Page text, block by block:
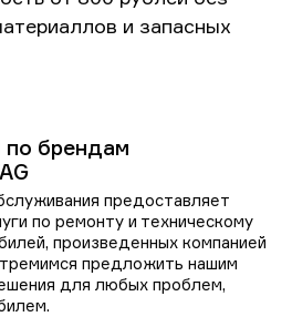
и запасных
брендам
предоставляет
по ремонту и техническому
произведенных компанией
предложить нашим
для любых проблем,